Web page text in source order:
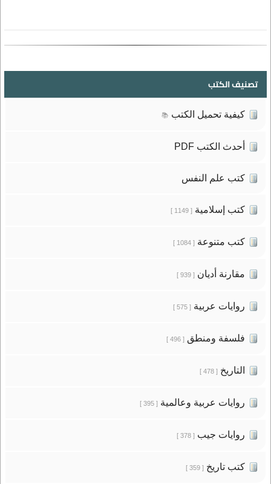
تصنيف الكتب
كيفية تحميل الكتب 📚
أحدث الكتب PDF
كتب علم النفس
كتب إسلامية[ 1149 ]
كتب متنوعة[ 1084 ]
مقارنة أديان[ 939 ]
روايات عربية[ 575 ]
فلسفة ومنطق[ 496 ]
التاريخ[ 478 ]
روايات عربية وعالمية[ 395 ]
روايات جيب[ 378 ]
كتب تاريخ[ 359 ]